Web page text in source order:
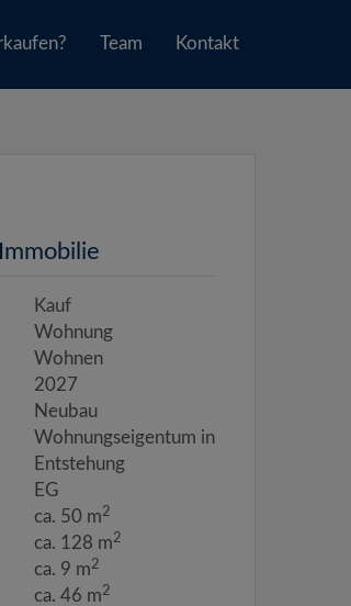
Team Kontakt
Kauf
Wohnung
Wohnen
2027
Neubau
Wohnungseigentum in
Entstehung
EG
ca. 50 m2
ca. 128 m2
ca. 9 m2
ca. 46 m2